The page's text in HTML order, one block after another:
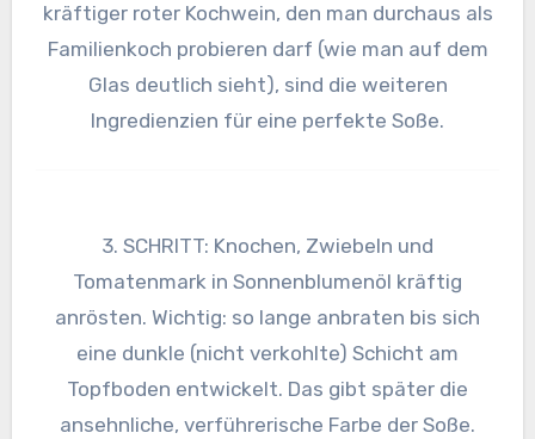
kräftiger roter Kochwein, den man durchaus als
Familienkoch probieren darf (wie man auf dem
Glas deutlich sieht), sind die weiteren
Ingredienzien für eine perfekte Soße.
3. SCHRITT: Knochen, Zwiebeln und
Tomatenmark in Sonnenblumenöl kräftig
anrösten. Wichtig: so lange anbraten bis sich
eine dunkle (nicht verkohlte) Schicht am
Topfboden entwickelt. Das gibt später die
ansehnliche, verführerische Farbe der Soße.